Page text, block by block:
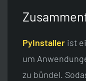
PyInstaller ist
um
zu bündel.